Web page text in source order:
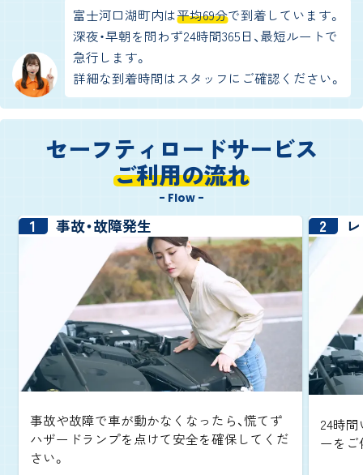
富士河口湖町内は平均69分で到着しています。
深夜・早朝を問わず24時間365日、最短ルートで
急行します。
詳細な到着時間はスタッフにご確認ください。
セーフティロードサービス
ご利用の流れ
- Flow -
1 事故・故障発生
事故や故障で車が動かなくなったら、慌てず
ハザードランプを点けて安全を確保してくだ
さい。
2
24時間
ーをご